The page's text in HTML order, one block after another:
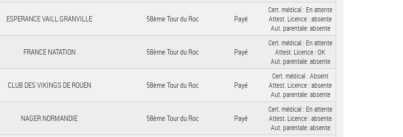
ESPERANCE VAILL.GRANVILLE 58ème Tour du Roc Payé
Cert. médical : En attente
Attest. Licence : absente
Aut. parentale: absente
FRANCE NATATION 58ème Tour du Roc Payé
Cert. médical : En attente
Attest. Licence : OK
Aut. parentale: absente
CLUB DES VIKINGS DE ROUEN 58ème Tour du Roc Payé
Cert. médical : Absent
Attest. Licence : absente
Aut. parentale: absente
NAGER NORMANDIE 58ème Tour du Roc Payé
Cert. médical : En attente
Attest. Licence : absente
Aut. parentale: absente